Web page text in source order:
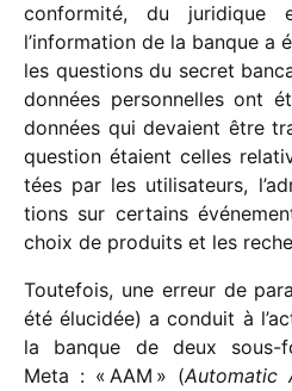
confor­mité, du
l’information de la banque a
les ques­tions du secret
données person­nelles ont
données qui devaient être
ques­tion étaient celles
tées par les utili­sa­teurs,
tions sur certains
choix de produits et les
Toutefois, une erreur de
été éluci­dée) a conduit à
la banque de deux sous-
Meta : « AAM » (Automatic